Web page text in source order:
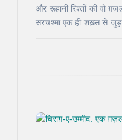
और रूहानी रिश्तों की वो
सरचश्मा एक ही शख़्स से